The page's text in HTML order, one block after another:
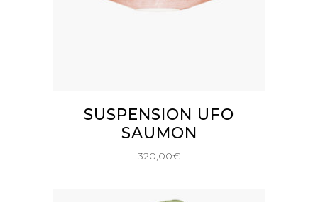
AJOUTER AU PANIER
SUSPENSION UFO
SAUMON
320,00€